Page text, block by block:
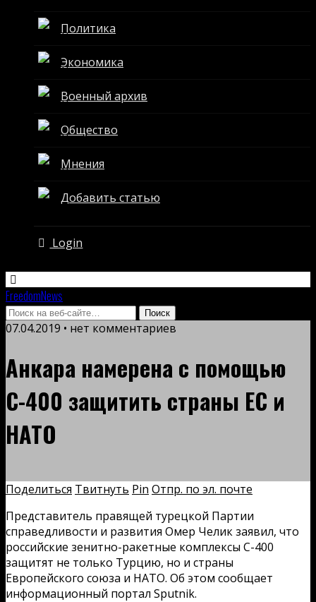
Политика
Экономика
Военный архив
Общество
Мнения
Добавить статью
Login
FreedomNews
07.04.2019 • нет комментариев
Анкара намерена с помощью
С-400 защитить страны ЕС и
НАТО
Поделиться Твитнуть Pin Отпр. по эл. почте
Представитель правящей турецкой Партии
справедливости и развития Омер Челик заявил, что
российские зенитно-ракетные комплексы С-400
защитят не только Турцию, но и страны
Европейского союза и НАТО. Об этом сообщает
информационный портал Sputnik.